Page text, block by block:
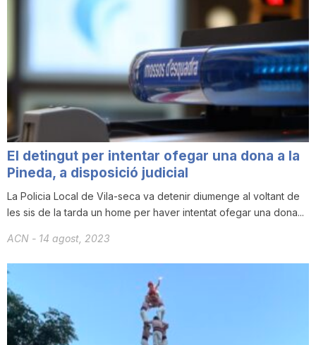
El detingut per intentar ofegar una dona a la
Pineda, a disposició judicial
La Policia Local de Vila-seca va detenir diumenge al voltant de
les sis de la tarda un home per haver intentat ofegar una dona...
ACN - 14 agost, 2023